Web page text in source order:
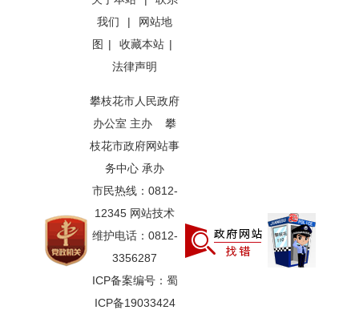
我们
|
网站地
图 | 收藏本站 |
法律声明
攀枝花市人民政府
办公室 主办 攀
枝花市政府网站事
务中心 承办
市民热线：0812-
12345 网站技术
维护电话：0812-
3356287
ICP备案编号：蜀
ICP备19033424